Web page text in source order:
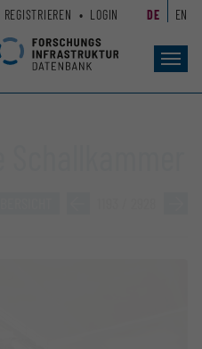
REGISTRIEREN LOGIN DE EN